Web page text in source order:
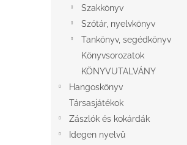
Szakkönyv
Szótár, nyelvkönyv
Tankönyv, segédkönyv
Könyvsorozatok
KÖNYVUTALVÁNY
Hangoskönyv
Társasjátékok
Zászlók és kokárdák
Idegen nyelvű